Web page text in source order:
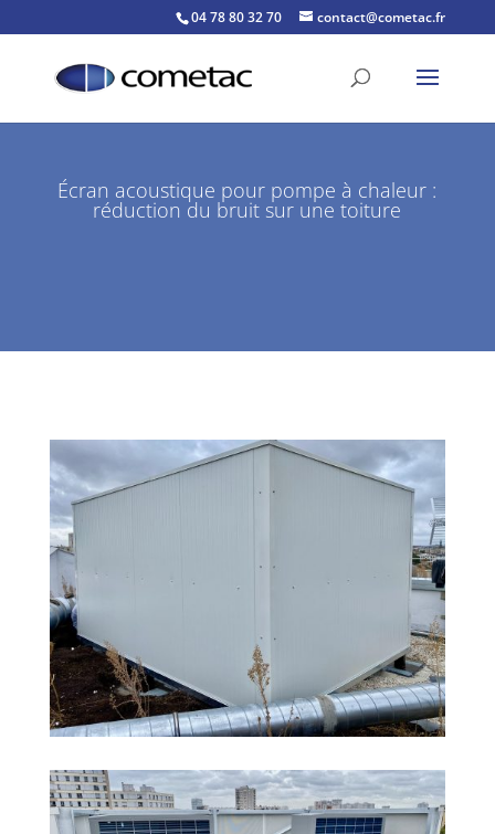
04 78 80 32 70 contact@cometac.fr
Écran acoustique pour pompe à chaleur :
réduction du bruit sur une toiture